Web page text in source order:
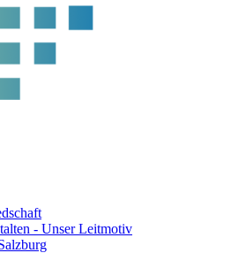
- Unser Leitmotiv